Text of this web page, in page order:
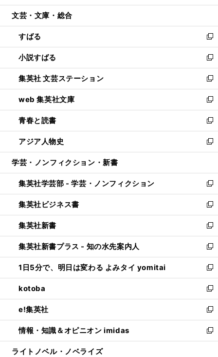
開
ウ
開
く
ン
ウ
で
開
く
ウ
ン
ド
ウ
で
開
く
文芸・文庫・総合
すばる
新
し
い
ウ
ィ
ン
ド
ウ
で
開
く
小説すばる
新
し
い
ウ
ィ
ン
ド
ウ
で
開
集英社 文芸ステーション
新
し
い
ウ
ィ
ン
ド
ウ
開
く
web 集英社文庫
新
し
い
ウ
ィ
ン
ウ
で
開
く
青春と読書
新
し
い
ウ
ン
ド
ウ
で
開
く
アジア人物史
新
し
ウ
ィ
ン
ド
ウ
で
開
く
学芸・ノンフィクション・新書
集英社学芸部 - 学芸・ノンフィクション
新
し
い
ウ
ィ
ン
ド
ウ
で
開
く
集英社ビジネス書
新
し
い
ウ
ィ
ン
ド
ウ
で
開
く
集英社新書
新
し
い
ウ
ィ
ン
ド
ウ
で
開
く
集英社新書プラス - 知の水先案内人
新
し
い
ウ
ィ
ン
ド
ウ
で
開
1日5分で、明日は変わる よみタイ yomitai
新
し
い
ウ
ィ
ン
ド
ウ
kotoba
新
し
い
ウ
ィ
ン
e!集英社
新
し
い
ウ
情報・知識＆オピニオン imidas
新
し
ライトノベル・ノベライズ